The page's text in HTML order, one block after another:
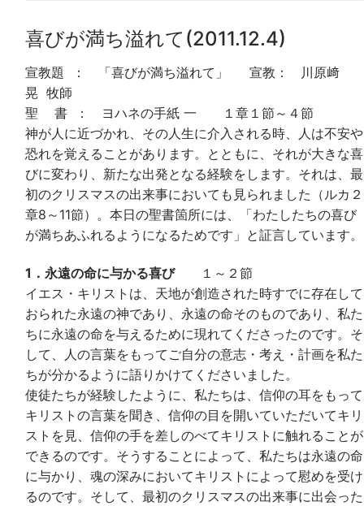
喜びが満ち溢れて(2011.12.4)
宣教題 ： 「喜びが満ち溢れて」 宣教： 川原﨑
晃 牧師
聖 書 ： ヨハネの手紙 一 １章１節～４節
神が人に近づかれ、その人生に介入される時、人は不安や
恐れを覚えることがあります。とともに、それが大きな喜
びに変わり、新たな出発となる経験をします。それは、最
初のクリスマスの出来事においても見られました（ルカ２
章8～11節）。本日の聖書箇所には、「わたしたちの喜び
が満ちあふれるようになるためです」と証言しています。
1．永遠の命に与かる喜び１～２節
イエス・キリストは、天地が創造された時すでに存在して
おられた永遠の神であり、永遠の命そのものであり、私た
ちに永遠の命を与えるために現れてくださったのです。そ
して、人の言葉をもってご自分の意志・考え・計画を私た
ちが分かるように語りかけてくださいました。
使徒たちが経験したように、私たちは、信仰の耳をもって
キリストの言葉を聞き、信仰の目を開いていただいてキリ
ストを見、信仰の手を差しのべてキリストに触れることが
できるのです。そうすることによって、私たちは永遠の命
に与かり、魂の深みにおいてキリストによって慰めを受け
るのです。そして、最初のクリスマスの出来事に出会った